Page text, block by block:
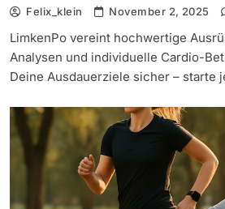
Felix_klein November 2, 2025
LimkenPo vereint hochwertige
Analysen und individuelle Cardio-
Deine Ausdauerziele sicher – starte